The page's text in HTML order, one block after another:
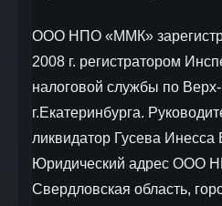
ООО НПО «ММК»
2008 г. регистратором
налоговой службы по
г.Екатеринбурга.
ликвидатор Гусева Инесса
Юридический адрес ООО
Свердловская область,